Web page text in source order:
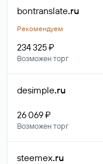
bontranslate.ru
Рекомендуем
234 325 ₽
Возможен торг
desimple.ru
26 069 ₽
Возможен торг
steemex.ru